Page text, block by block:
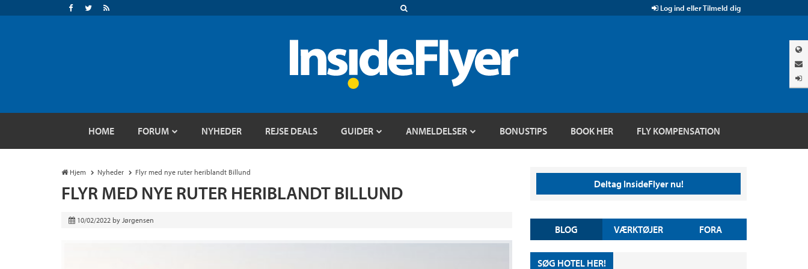
Log ind eller Tilmeld dig
HOME FORUM NYHEDER REJSE DEALS GUIDER ANMELDELSER BONUSTIPS BOOK HER FLY KOMPENSATION
Hjem Nyheder Flyr med nye ruter heriblandt Billund
FLYR MED NYE RUTER HERIBLANDT BILLUND
10/02/2022 by Jørgensen
Deltag InsideFlyer nu!
BLOG VÆRKTØJER FORA
SØG HOTEL HER!